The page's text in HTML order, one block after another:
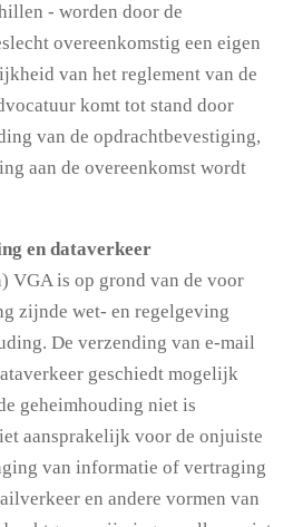
- worden door de
overeenkomstig een eigen
van het reglement van de
komt tot stand door
van de opdrachtbevestiging,
aan de overeenkomst wordt
en dataverkeer
VGA is op grond van de voor
zijnde wet- en regelgeving
De verzending van e-mail
geschiedt mogelijk
geheimhouding niet is
aansprakelijk voor de onjuiste
van informatie of vertraging
en andere vormen van